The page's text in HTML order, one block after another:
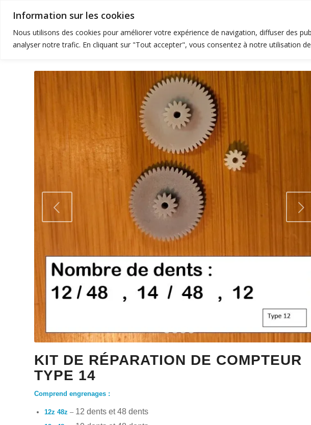
Information sur les cookies
Nous utilisons des cookies pour améliorer votre expérience de navigation, diffuser des
analyser notre trafic. En cliquant sur "Tout accepter", vous consentez à notre utilisation
Suivant
1 2 3 4
KIT DE RÉPARATION DE COMPTEUR
TYPE 14
Comprend engrenages :
12z 48z – 12 dents et 48 dents